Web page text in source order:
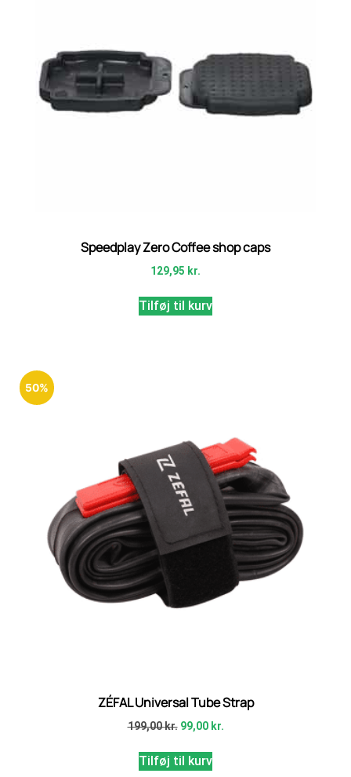
Speedplay Zero Coffee shop caps
129,95 kr.
Tilføj til kurv
50%
ZÉFAL Universal Tube Strap
199,00kr. 99,00 kr.
Tilføj til kurv